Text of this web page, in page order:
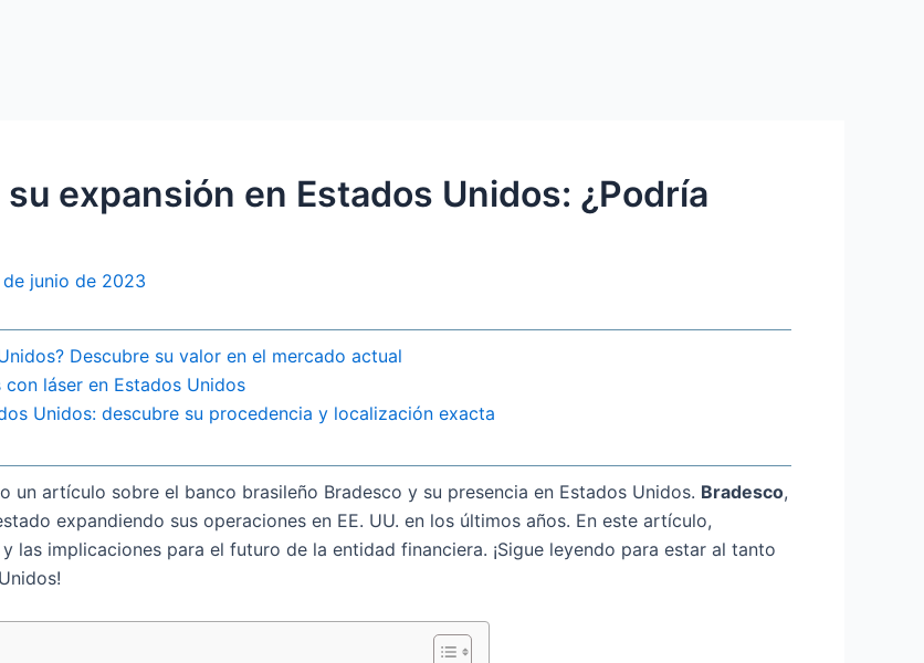
expansión en Estados Unidos: ¿Podría
de junio de 2023
Descubre su valor en el mercado actual
láser en Estados Unidos
Unidos: descubre su procedencia y localización exacta
un artículo sobre el banco brasileño Bradesco y su presencia en Estados Unidos. Bradesco,
expandiendo sus operaciones en EE. UU. en los últimos años. En este artículo,
las implicaciones para el futuro de la entidad financiera. ¡Sigue leyendo para estar al tanto